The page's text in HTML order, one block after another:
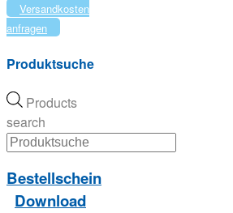
Versandkosten
anfragen
Produktsuche
Products
search
Bestellschein
Download